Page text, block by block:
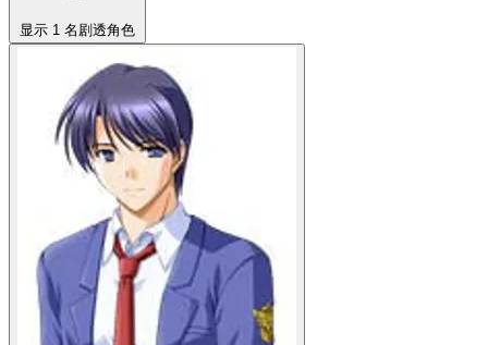
显示 1 名剧透角色